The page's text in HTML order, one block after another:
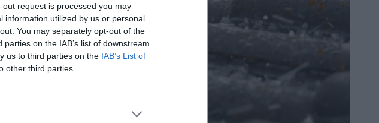
request is processed you may
information utilized by us or personal
You may separately opt-out of the
on the IAB’s list of downstream
us to third parties on the IAB’s List of
other third parties.